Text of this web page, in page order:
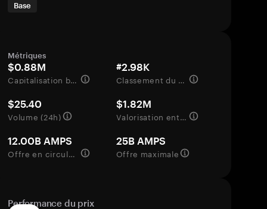
Base
Métriques
$0.88M
Capitalisation boursière
#2.98K
Classement du marché
$25.40
Volume (24h)
$1.82M
Valorisation entièrement diluée
12.00B AMPS
Offre en circulation
25B AMPS
Offre maximale
Performance du prix